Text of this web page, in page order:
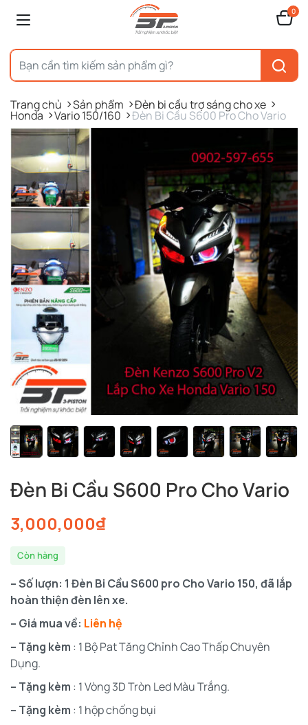
0
Trang chủ Sản phẩm Đèn bi cầu trợ sáng cho xe
Honda Vario 150/160 Đèn Bi Cầu S600 Pro Cho Vario
Đèn Bi Cầu S600 Pro Cho Vario
3,000,000₫
Còn hàng
– Số lượn: 1 Đèn Bi Cầu S600 pro Cho Vario 150, đã lắp
hoàn thiện đèn lên xe.
– Giá mua về: Liên hệ
– Tặng kèm : 1 Bộ Pat Tăng Chỉnh Cao Thấp Chuyên
Dụng.
– Tặng kèm : 1 Vòng 3D Tròn Led Màu Trắng.
– Tặng kèm : 1 hộp chống bụi